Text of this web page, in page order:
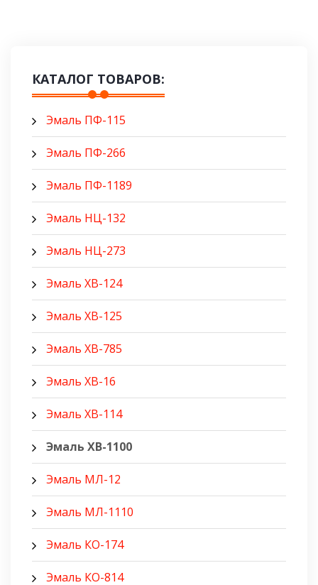
КАТАЛОГ ТОВАРОВ:
Эмаль ПФ-115
Эмаль ПФ-266
Эмаль ПФ-1189
Эмаль НЦ-132
Эмаль НЦ-273
Эмаль ХВ-124
Эмаль ХВ-125
Эмаль ХВ-785
Эмаль ХВ-16
Эмаль ХВ-114
Эмаль ХВ-1100
Эмаль МЛ-12
Эмаль МЛ-1110
Эмаль КО-174
Эмаль КО-814